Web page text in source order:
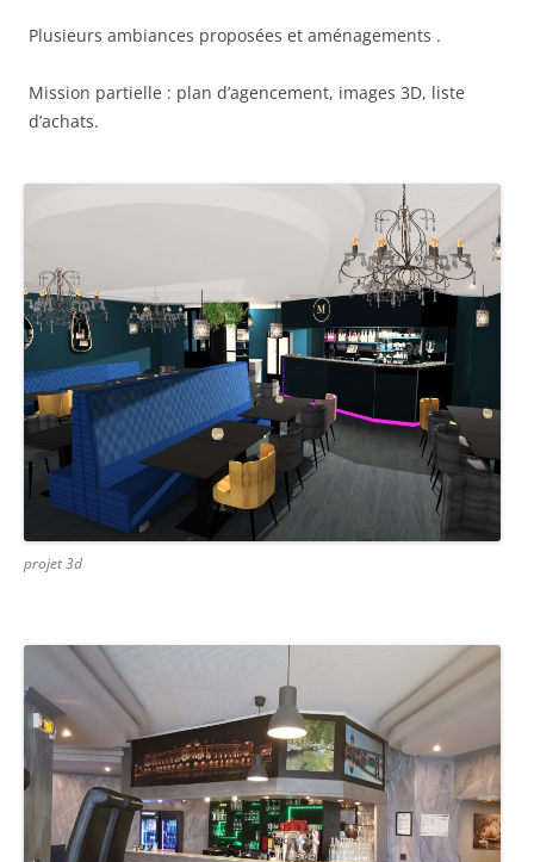
Plusieurs ambiances proposées et aménagements .
Mission partielle : plan d’agencement, images 3D, liste
d’achats.
projet 3d